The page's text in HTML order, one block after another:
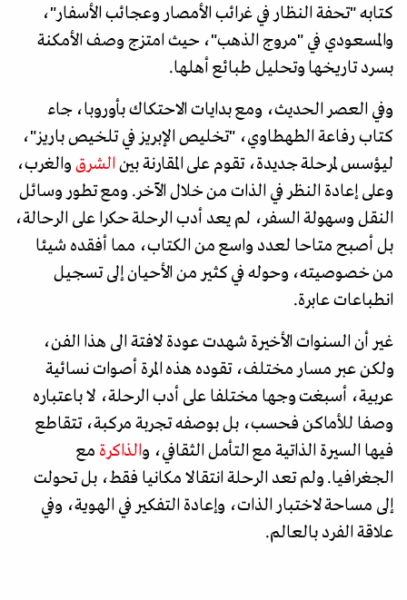
كتابه "تحفة النظار في غرائب الأمصار وعجائب الأسفار"،
والمسعودي في "مروج الذهب"، حيث امتزج وصف الأمكنة
بسرد تاريخها وتحليل طبائع أهلها.
وفي العصر الحديث، ومع بدايات الاحتكاك بأوروبا، جاء
كتاب رفاعة الطهطاوي، "تخليص الإبريز في تلخيص باريز"،
ليؤسس لمرحلة جديدة، تقوم على المقارنة بين الشرق والغرب،
وعلى إعادة النظر في الذات من خلال الآخر. ومع تطور وسائل
النقل وسهولة السفر، لم يعد أدب الرحلة حكرا على الرحالة،
بل أصبح متاحا لعدد واسع من الكتاب، مما أفقده شيئا
من خصوصيته، وحوله في كثير من الأحيان إلى تسجيل
انطباعات عابرة.
غير أن السنوات الأخيرة شهدت عودة لافتة الى هذا الفن،
ولكن عبر مسار مختلف، تقوده هذه المرة أصوات نسائية
عربية، أسبغت وجها مختلفا على أدب الرحلة، لا باعتباره
وصفا للأماكن فحسب، بل بوصفه تجربة مركبة، تتقاطع
فيها السيرة الذاتية مع التأمل الثقافي، والذاكرة مع
الجغرافيا. ولم تعد الرحلة انتقالا مكانيا فقط، بل تحولت
إلى مساحة لاختبار الذات، وإعادة التفكير في الهوية، وفي
علاقة الفرد بالعالم.